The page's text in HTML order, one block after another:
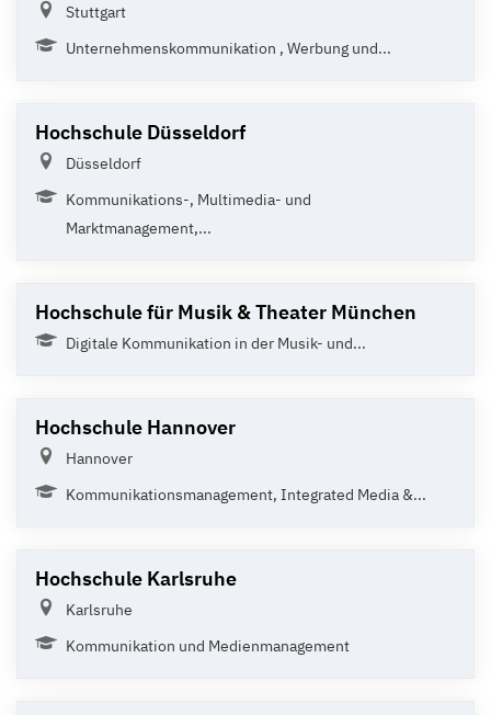
Stuttgart
Unternehmenskommunikation , Werbung und...
Hochschule Düsseldorf
Düsseldorf
Kommunikations-, Multimedia- und
Marktmanagement,...
Hochschule für Musik & Theater München
Digitale Kommunikation in der Musik- und...
Hochschule Hannover
Hannover
Kommunikationsmanagement, Integrated Media &...
Hochschule Karlsruhe
Karlsruhe
Kommunikation und Medienmanagement